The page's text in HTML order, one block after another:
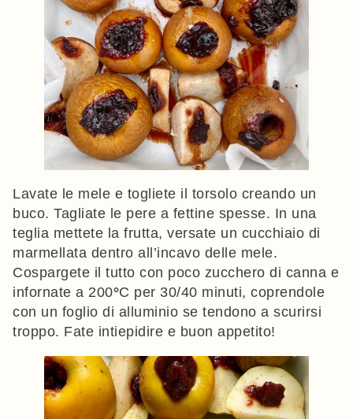
Lavate le mele e togliete il torsolo creando un
buco. Tagliate le pere a fettine spesse. In una
teglia mettete la frutta, versate un cucchiaio di
marmellata dentro all’incavo delle mele.
Cospargete il tutto con poco zucchero di canna e
infornate a 200°C per 30/40 minuti, coprendole
con un foglio di alluminio se tendono a scurirsi
troppo. Fate intiepidire e buon appetito!